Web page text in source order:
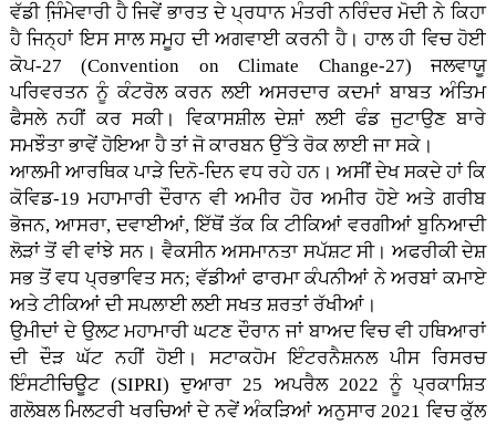
ਵੱਡੀ ਜਿ਼ੰਮੇਵਾਰੀ ਹੈ ਜਿਵੇਂ ਭਾਰਤ ਦੇ ਪ੍ਰਧਾਨ ਮੰਤਰੀ ਨਰਿੰਦਰ ਮੋਦੀ ਨੇ ਕਿਹਾ
ਹੈ ਜਿਨ੍ਹਾਂ ਇਸ ਸਾਲ ਸਮੂਹ ਦੀ ਅਗਵਾਈ ਕਰਨੀ ਹੈ। ਹਾਲ ਹੀ ਵਿਚ ਹੋਈ
ਕੋਪ-27 (Convention on Climate Change-27) ਜਲਵਾਯੂ
ਪਰਿਵਰਤਨ ਨੂੰ ਕੰਟਰੋਲ ਕਰਨ ਲਈ ਅਸਰਦਾਰ ਕਦਮਾਂ ਬਾਬਤ ਅੰਤਿਮ
ਫੈਸਲੇ ਨਹੀਂ ਕਰ ਸਕੀ। ਵਿਕਾਸਸ਼ੀਲ ਦੇਸ਼ਾਂ ਲਈ ਫੰਡ ਜੁਟਾਉਣ ਬਾਰੇ
ਸਮਝੌਤਾ ਭਾਵੇਂ ਹੋਇਆ ਹੈ ਤਾਂ ਜੋ ਕਾਰਬਨ ਉੱਤੇ ਰੋਕ ਲਾਈ ਜਾ ਸਕੇ।
ਆਲਮੀ ਆਰਥਿਕ ਪਾੜੇ ਦਿਨੋ-ਦਿਨ ਵਧ ਰਹੇ ਹਨ। ਅਸੀਂ ਦੇਖ ਸਕਦੇ ਹਾਂ ਕਿ
ਕੋਵਿਡ-19 ਮਹਾਮਾਰੀ ਦੌਰਾਨ ਵੀ ਅਮੀਰ ਹੋਰ ਅਮੀਰ ਹੋਏ ਅਤੇ ਗਰੀਬ
ਭੋਜਨ, ਆਸਰਾ, ਦਵਾਈਆਂ, ਇੱਥੋਂ ਤੱਕ ਕਿ ਟੀਕਿਆਂ ਵਰਗੀਆਂ ਬੁਨਿਆਦੀ
ਲੋੜਾਂ ਤੋਂ ਵੀ ਵਾਂਝੇ ਸਨ। ਵੈਕਸੀਨ ਅਸਮਾਨਤਾ ਸਪੱਸ਼ਟ ਸੀ। ਅਫਰੀਕੀ ਦੇਸ਼
ਸਭ ਤੋਂ ਵਧ ਪ੍ਰਭਾਵਿਤ ਸਨ; ਵੱਡੀਆਂ ਫਾਰਮਾ ਕੰਪਨੀਆਂ ਨੇ ਅਰਬਾਂ ਕਮਾਏ
ਅਤੇ ਟੀਕਿਆਂ ਦੀ ਸਪਲਾਈ ਲਈ ਸਖਤ ਸ਼ਰਤਾਂ ਰੱਖੀਆਂ।
ਉਮੀਦਾਂ ਦੇ ਉਲਟ ਮਹਾਮਾਰੀ ਘਟਣ ਦੌਰਾਨ ਜਾਂ ਬਾਅਦ ਵਿਚ ਵੀ ਹਥਿਆਰਾਂ
ਦੀ ਦੌੜ ਘੱਟ ਨਹੀਂ ਹੋਈ। ਸਟਾਕਹੋਮ ਇੰਟਰਨੈਸ਼ਨਲ ਪੀਸ ਰਿਸਰਚ
ਇੰਸਟੀਚਿਊਟ (SIPRI) ਦੁਆਰਾ 25 ਅਪਰੈਲ 2022 ਨੂੰ ਪ੍ਰਕਾਸ਼ਿਤ
ਗਲੋਬਲ ਮਿਲਟਰੀ ਖਰਚਿਆਂ ਦੇ ਨਵੇਂ ਅੰਕੜਿਆਂ ਅਨੁਸਾਰ 2021 ਵਿਚ ਕੁੱਲ